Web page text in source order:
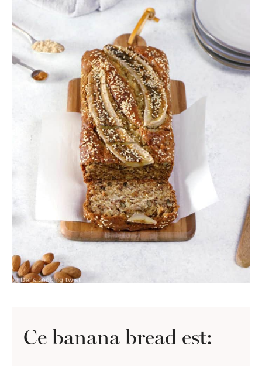
Ce banana bread est: